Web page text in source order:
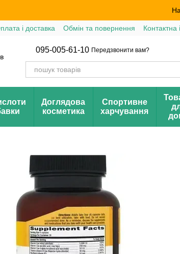
і доставка Обмін та повернення Контактна
095-005-61-10 Передзвонити вам?
Доглядова
косметика
Спортивне
харчування